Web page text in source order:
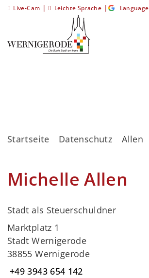
Live-Cam | Leichte Sprache | Language
Startseite Datenschutz Allen
Michelle Allen
Stadt als Steuerschuldner
Marktplatz 1
Stadt Wernigerode
38855 Wernigerode
+49 3943 654 142